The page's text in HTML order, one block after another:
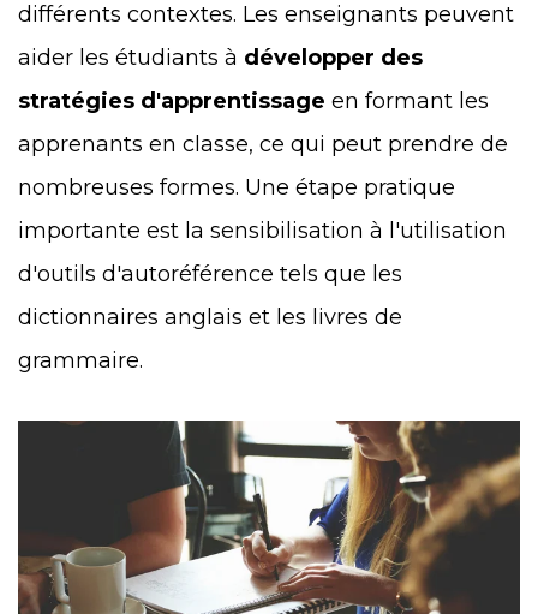
différents contextes. Les enseignants peuvent
aider les étudiants à développer des
stratégies d'apprentissage en formant les
apprenants en classe, ce qui peut prendre de
nombreuses formes. Une étape pratique
importante est la sensibilisation à l'utilisation
d'outils d'autoréférence tels que les
dictionnaires anglais et les livres de
grammaire.